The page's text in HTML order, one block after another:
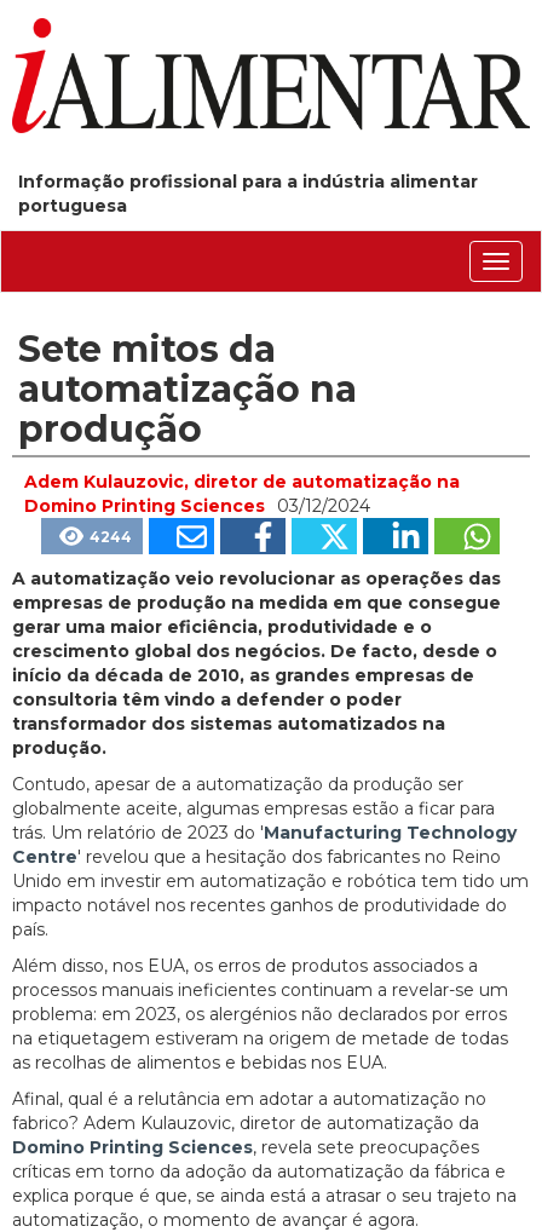
Informação profissional para a indústria alimentar
portuguesa
Sete mitos da
automatização na
produção
Adem Kulauzovic, diretor de automatização na
Domino Printing Sciences
03/12/2024
4244
A automatização veio revolucionar as operações das
empresas de produção na medida em que consegue
gerar uma maior eficiência, produtividade e o
crescimento global dos negócios. De facto, desde o
início da década de 2010, as grandes empresas de
consultoria têm vindo a defender o poder
transformador dos sistemas automatizados na
produção.
Contudo, apesar de a automatização da produção ser
globalmente aceite, algumas empresas estão a ficar para
trás. Um relatório de 2023 do 'Manufacturing Technology
Centre' revelou que a hesitação dos fabricantes no Reino
Unido em investir em automatização e robótica tem tido um
impacto notável nos recentes ganhos de produtividade do
país.
Além disso, nos EUA, os erros de produtos associados a
processos manuais ineficientes continuam a revelar-se um
problema: em 2023, os alergénios não declarados por erros
na etiquetagem estiveram na origem de metade de todas
as recolhas de alimentos e bebidas nos EUA.
Afinal, qual é a relutância em adotar a automatização no
fabrico? Adem Kulauzovic, diretor de automatização da
Domino Printing Sciences, revela sete preocupações
críticas em torno da adoção da automatização da fábrica e
explica porque é que, se ainda está a atrasar o seu trajeto na
automatização, o momento de avançar é agora.